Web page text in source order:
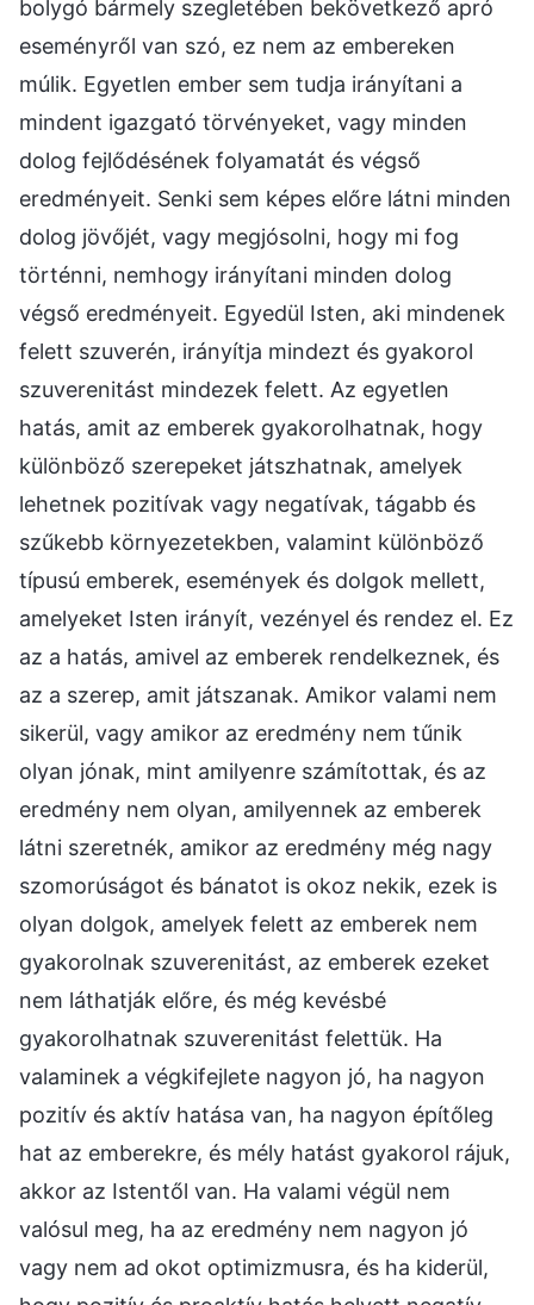
bolygó bármely szegletében bekövetkező apró
eseményről van szó, ez nem az embereken
múlik. Egyetlen ember sem tudja irányítani a
mindent igazgató törvényeket, vagy minden
dolog fejlődésének folyamatát és végső
eredményeit. Senki sem képes előre látni minden
dolog jövőjét, vagy megjósolni, hogy mi fog
történni, nemhogy irányítani minden dolog
végső eredményeit. Egyedül Isten, aki mindenek
felett szuverén, irányítja mindezt és gyakorol
szuverenitást mindezek felett. Az egyetlen
hatás, amit az emberek gyakorolhatnak, hogy
különböző szerepeket játszhatnak, amelyek
lehetnek pozitívak vagy negatívak, tágabb és
szűkebb környezetekben, valamint különböző
típusú emberek, események és dolgok mellett,
amelyeket Isten irányít, vezényel és rendez el. Ez
az a hatás, amivel az emberek rendelkeznek, és
az a szerep, amit játszanak. Amikor valami nem
sikerül, vagy amikor az eredmény nem tűnik
olyan jónak, mint amilyenre számítottak, és az
eredmény nem olyan, amilyennek az emberek
látni szeretnék, amikor az eredmény még nagy
szomorúságot és bánatot is okoz nekik, ezek is
olyan dolgok, amelyek felett az emberek nem
gyakorolnak szuverenitást, az emberek ezeket
nem láthatják előre, és még kevésbé
gyakorolhatnak szuverenitást felettük. Ha
valaminek a végkifejlete nagyon jó, ha nagyon
pozitív és aktív hatása van, ha nagyon építőleg
hat az emberekre, és mély hatást gyakorol rájuk,
akkor az Istentől van. Ha valami végül nem
valósul meg, ha az eredmény nem nagyon jó
vagy nem ad okot optimizmusra, és ha kiderül,